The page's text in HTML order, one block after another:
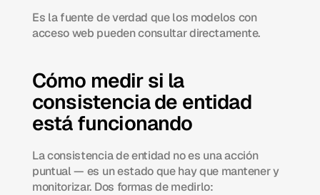
Es la fuente de verdad que los modelos con
acceso web pueden consultar directamente.
Cómo medir si la
consistencia de entidad
está funcionando
La consistencia de entidad no es una acción
puntual — es un estado que hay que mantener y
monitorizar. Dos formas de medirlo: